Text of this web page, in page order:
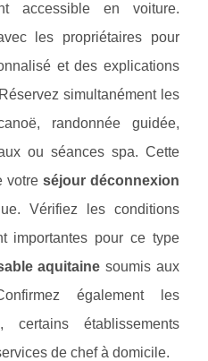
accessible en voiture.
les propriétaires pour
et des explications
simultanément les
randonnée guidée,
ou séances spa. Cette
votre séjour déconnexion
Vérifiez les conditions
importantes pour ce type
aquitaine soumis aux
également les
certains établissements
de chef à domicile.